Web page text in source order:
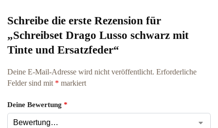
Schreibe die erste Rezension für
„Schreibset Drago Lusso schwarz mit
Tinte und Ersatzfeder“
Deine E-Mail-Adresse wird nicht veröffentlicht. Erforderliche
Felder sind mit * markiert
Deine Bewertung *